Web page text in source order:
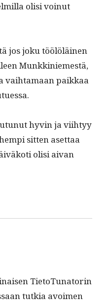
olisi voin­ut
jos joku töölöläi­nen
Munkkiniemestä,
vai­h­ta­maan paikkaa
hyvin ja viihtyy
sit­ten aset­taa
olisi aivan
Tieto­Tu­na­torin
tutkia avoimen